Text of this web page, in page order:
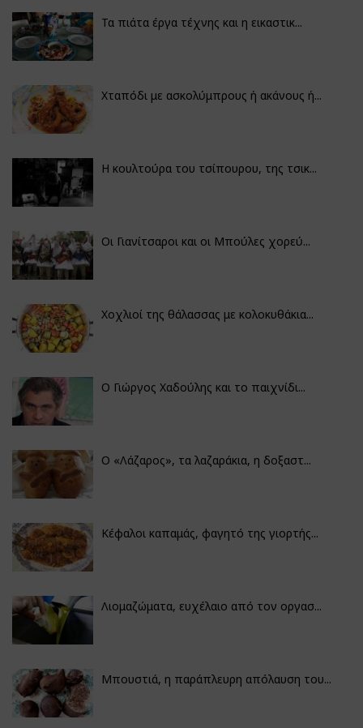
Τα πιάτα έργα τέχνης και η εικαστικ...
Χταπόδι με ασκολύμπρους ή ακάνους ή...
Η κουλτούρα του τσίπουρου, της τσικ...
Οι Γιανίτσαροι και οι Μπούλες χορεύ...
Χοχλιοί της θάλασσας με κολοκυθάκια...
Ο Γιώργος Χαδούλης και το παιχνίδι...
Ο «Λάζαρος», τα λαζαράκια, η δοξαστ...
Κέφαλοι καπαμάς, φαγητό της γιορτής...
Λιομαζώματα, ευχέλαιο από τον οργασ...
Μπουστιά, η παράπλευρη απόλαυση του...